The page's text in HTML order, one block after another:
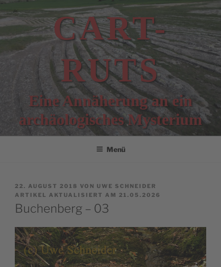
Zum
Inhalt
springen
CART-
RUTS
Eine Annäherung an ein
archäologisches Mysterium
Menü
VERÖFFENTLICHT
AM
22. AUGUST 2018 VON UWE SCHNEIDER
ARTIKEL AKTUALISIERT AM 21.05.2026
Buchenberg – 03